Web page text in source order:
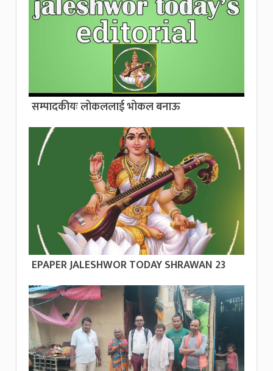
सम्पादकीयः लोकललाई भोकल बनाऊ
EPAPER JALESHWOR TODAY SHRAWAN 23